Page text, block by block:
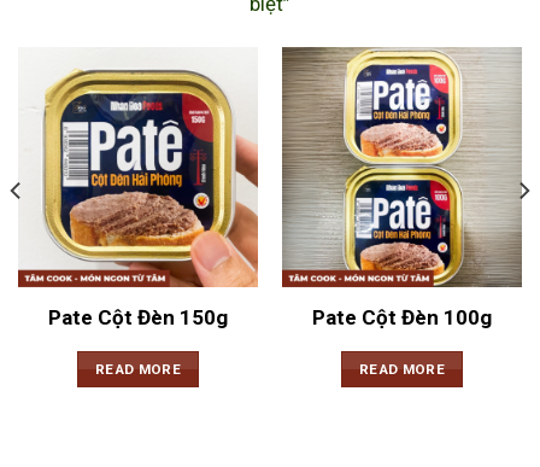
Pate Cột Đèn 150g
READ MORE
Pate Cột Đèn 100g
READ MORE